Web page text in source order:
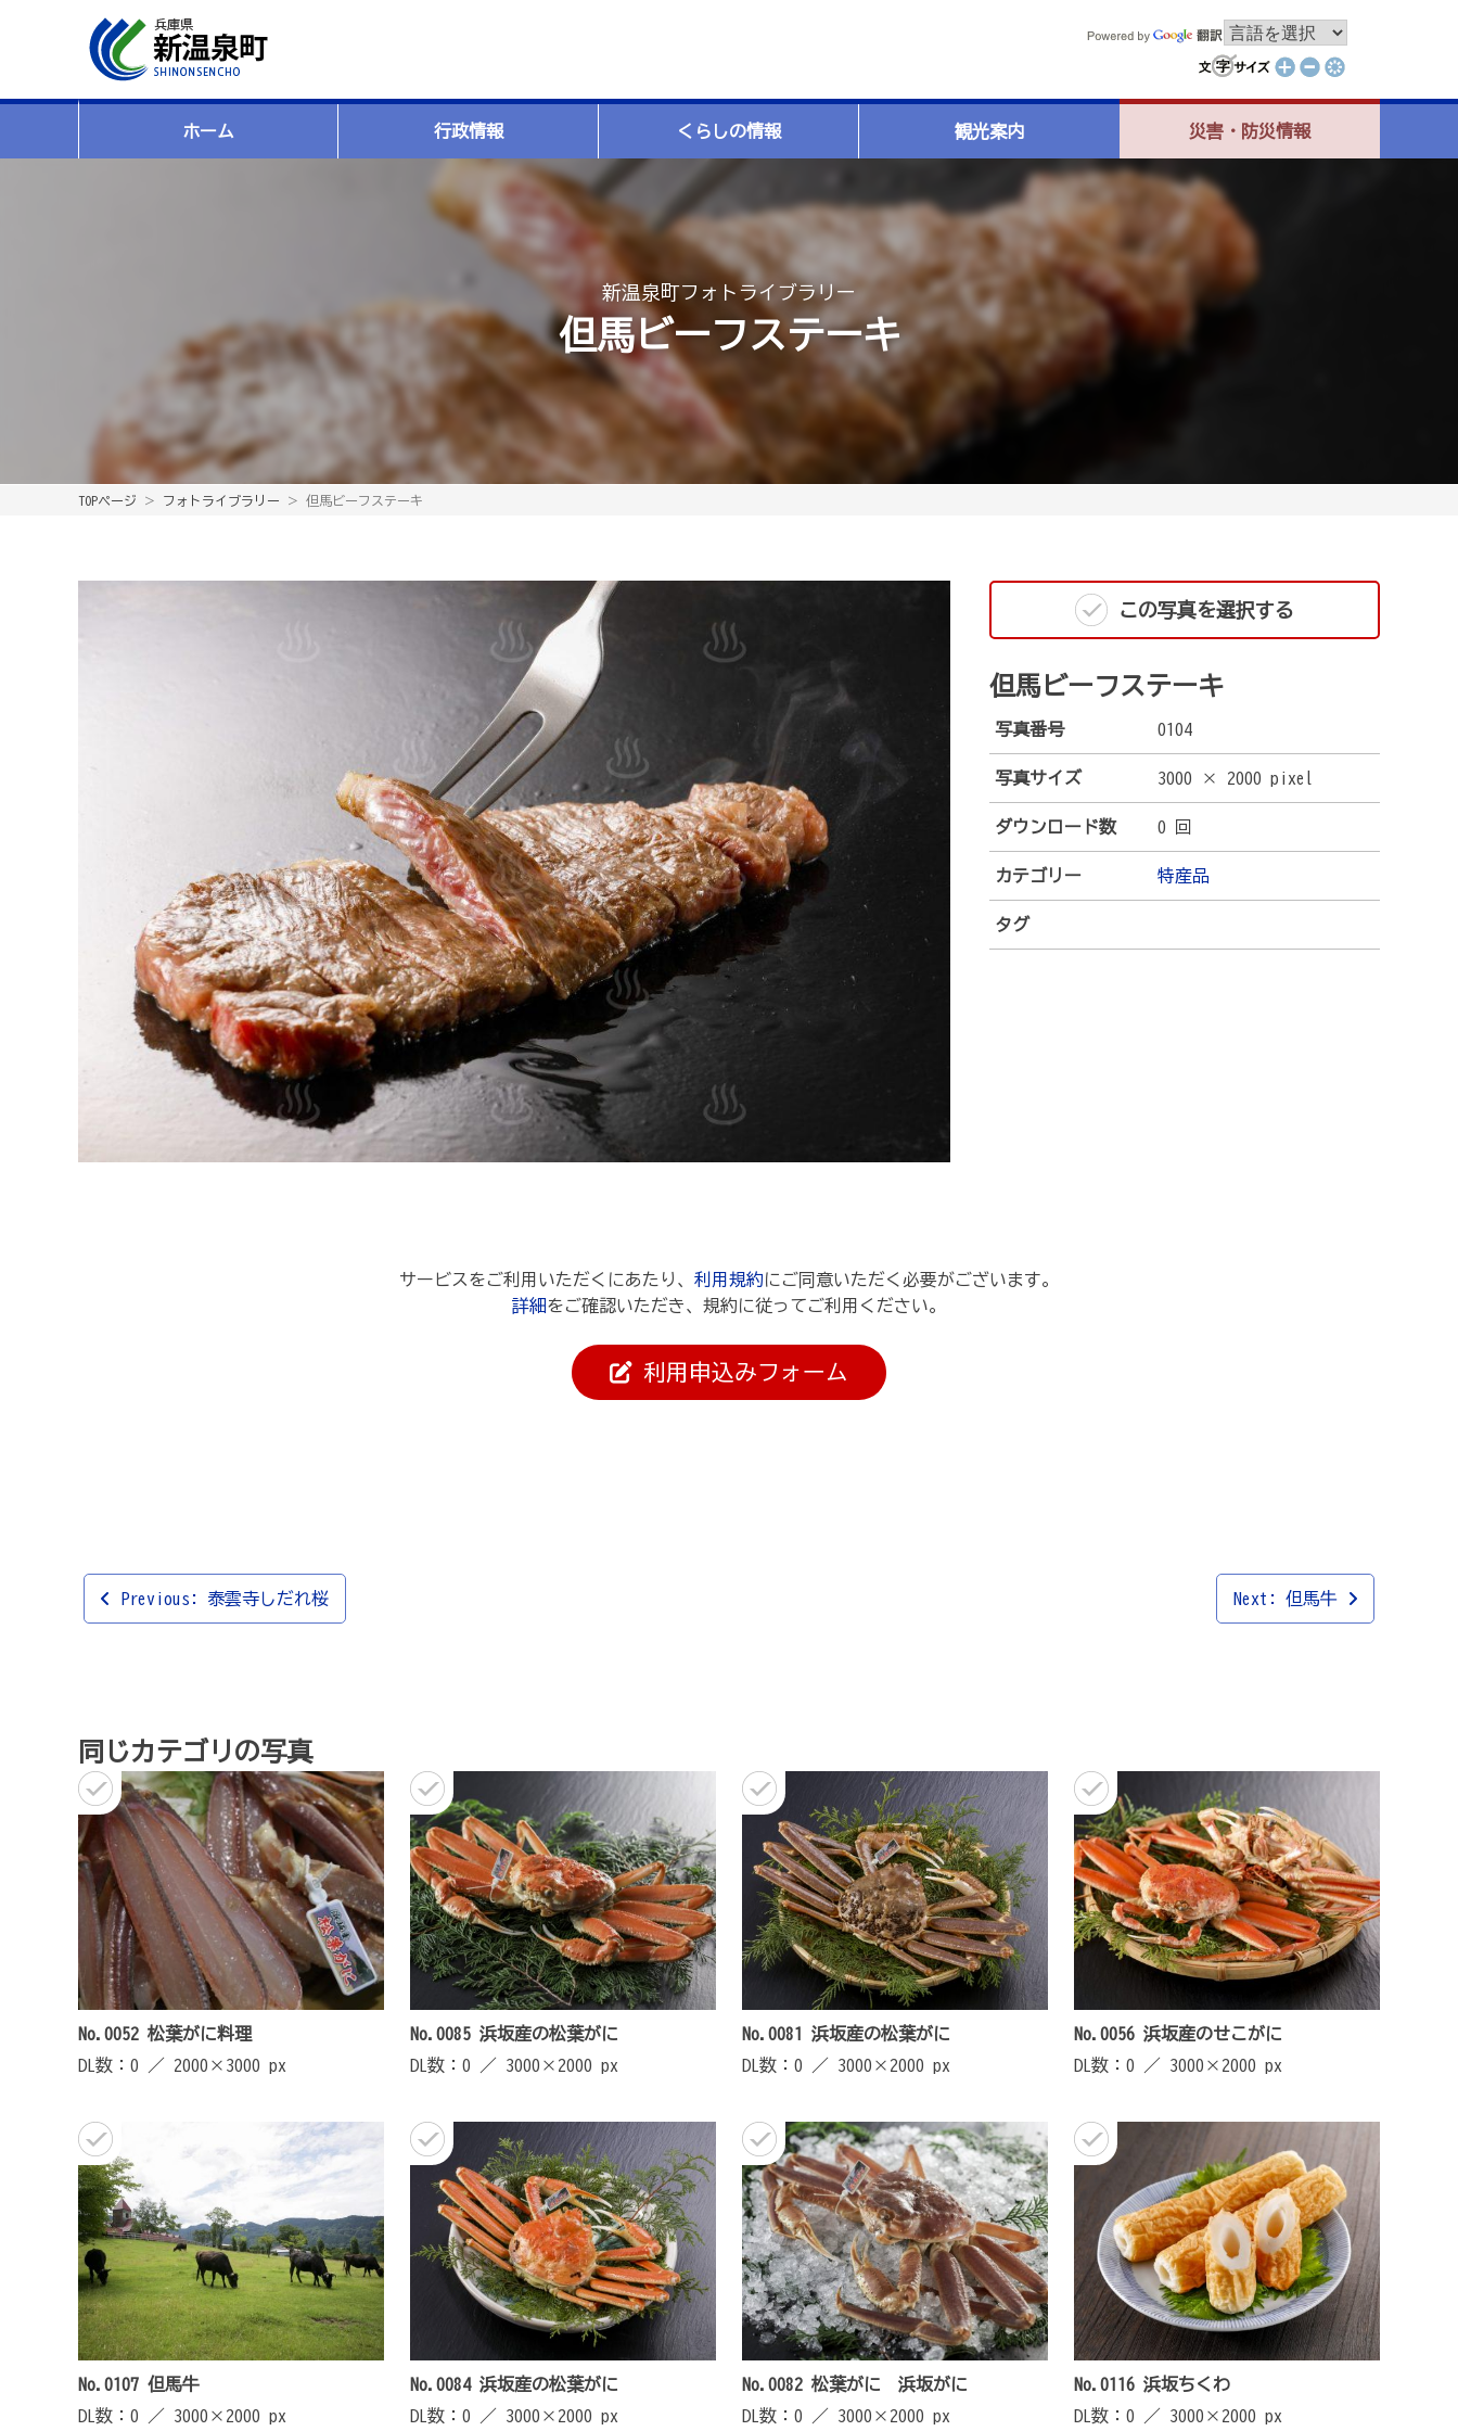
ホーム 行政情報 くらしの情報 観光案内 災害・防災情報
新温泉町フォトライブラリー
但馬ビーフステーキ
TOPページ ＞ フォトライブラリー ＞ 但馬ビーフステーキ
この写真を選択する
但馬ビーフステーキ
写真番号 0104
写真サイズ 3000 × 2000 pixel
ダウンロード数 0 回
カテゴリー 特産品
タグ
サービスをご利用いただくにあたり、 利用規約にご同意いただく必要がございます。
詳細をご確認いただき、規約に従ってご利用ください。
利用申込みフォーム
Previous: 泰雲寺しだれ桜 Next: 但馬牛
同じカテゴリの写真
No.0052 松葉がに料理
DL数：0 ／ 2000×3000 px
No.0085 浜坂産の松葉がに
DL数：0 ／ 3000×2000 px
No.0081 浜坂産の松葉がに
DL数：0 ／ 3000×2000 px
No.0056 浜坂産のせこがに
DL数：0 ／ 3000×2000 px
No.0107 但馬牛
DL数：0 ／ 3000×2000 px
No.0084 浜坂産の松葉がに
DL数：0 ／ 3000×2000 px
No.0082 松葉がに 浜坂がに
DL数：0 ／ 3000×2000 px
No.0116 浜坂ちくわ
DL数：0 ／ 3000×2000 px